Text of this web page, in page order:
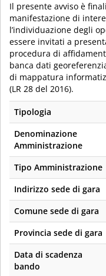
Il presente avviso è
manifestazione di
l’individuazione degli
essere invitati a
procedura di
banca dati
di mappatura
(LR 28 del 2016).
Tipologia
Denominazione
Amministrazione
Tipo Amministrazione
Indirizzo sede di gara
Comune sede di gara
Provincia sede di gara
Data di scadenza
bando